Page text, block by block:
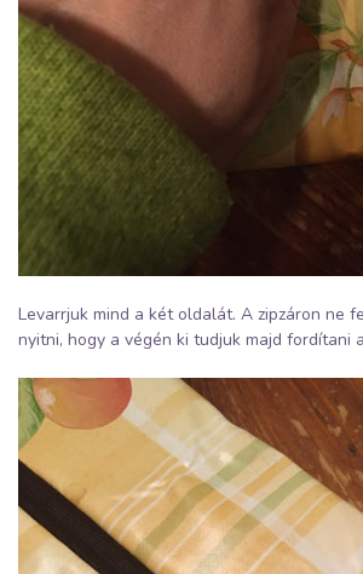
Levarrjuk mind a két oldalát. A zipzáron ne
nyitni, hogy a végén ki tudjuk majd fordítani